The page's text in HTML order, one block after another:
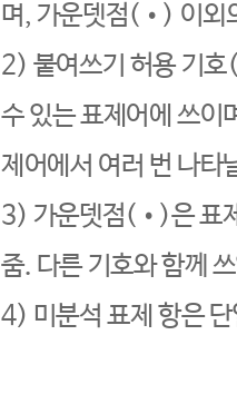
며, 가운뎃점(•) 이외
2) 붙여쓰기 허용 기호
수 있는 표제어에 쓰이
제어에서 여러 번 나타
3) 가운뎃점(•)은 표
줌. 다른 기호와 함께
4) 미분석 표제 항은